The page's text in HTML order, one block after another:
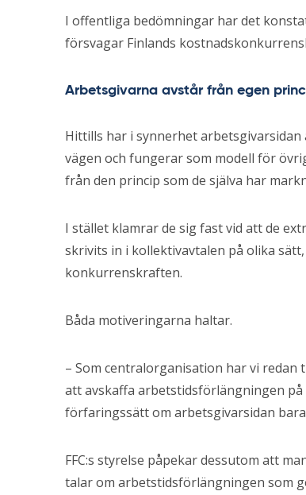
I offentliga bedömningar har det
försvagar Finlands
Arbetsgivarna avstår från egen
Hittills har i synnerhet
vägen och fungerar som modell för
från den princip som de själva har
I stället klamrar de sig fast vid att de
skrivits in i kollektivavtalen på olika
konkurrenskraften.
Båda motiveringarna haltar.
– Som centralorganisation har vi
att avskaffa arbetstidsförlängningen
förfaringssätt om arbetsgivarsidan
FFC:s styrelse påpekar dessutom att
talar om arbetstidsförlängningen som